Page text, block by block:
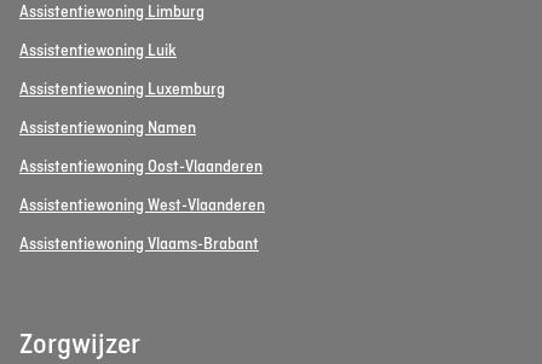
Assistentiewoning Limburg
Assistentiewoning Luik
Assistentiewoning Luxemburg
Assistentiewoning Namen
Assistentiewoning Oost-Vlaanderen
Assistentiewoning West-Vlaanderen
Assistentiewoning Vlaams-Brabant
Zorgwijzer